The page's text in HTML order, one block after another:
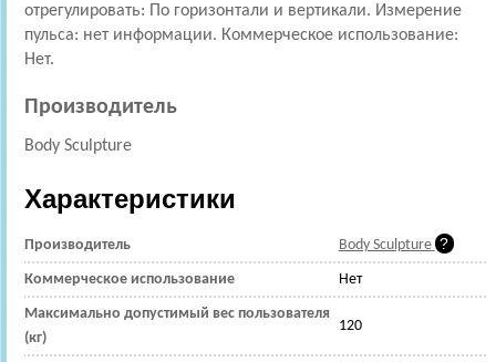
отрегулировать: По горизонтали и вертикали. Измерение
пульса: нет информации. Коммерческое использование:
Нет.
Производитель
Body Sculpture
Характеристики
Производитель Body Sculpture
Коммерческое использование Нет
Максимально допустимый вес пользователя
(кг)
120